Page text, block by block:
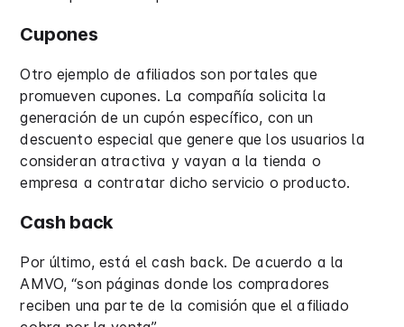
Cupones
Otro ejemplo de afiliados son portales que
promueven cupones. La compañía solicita la
generación de un cupón específico, con un
descuento especial que genere que los usuarios la
consideran atractiva y vayan a la tienda o
empresa a contratar dicho servicio o producto.
Cash back
Por último, está el cash back. De acuerdo a la
AMVO, “son páginas donde los compradores
reciben una parte de la comisión que el afiliado